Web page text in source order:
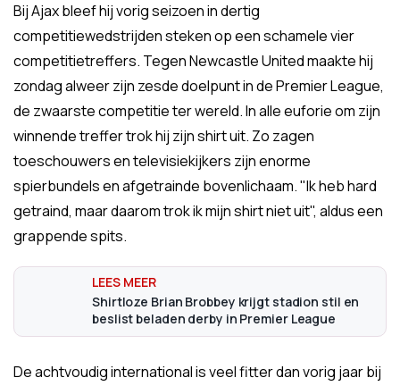
Bij Ajax bleef hij vorig seizoen in dertig
competitiewedstrijden steken op een schamele vier
competitietreffers. Tegen Newcastle United maakte hij
zondag alweer zijn zesde doelpunt in de Premier League,
de zwaarste competitie ter wereld. In alle euforie om zijn
winnende treffer trok hij zijn shirt uit. Zo zagen
toeschouwers en televisiekijkers zijn enorme
spierbundels en afgetrainde bovenlichaam. "Ik heb hard
getraind, maar daarom trok ik mijn shirt niet uit", aldus een
grappende spits.
Shirtloze Brian Brobbey krijgt stadion stil en
beslist beladen derby in Premier League
De achtvoudig international is veel fitter dan vorig jaar bij